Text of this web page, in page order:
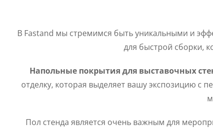
В Fastand мы стремимся быть уникальными и
для быстрой сборки,
Напольные покрытия для выставочных
отделку, которая выделяет вашу экспозицию с
Пол стенда является очень важным для